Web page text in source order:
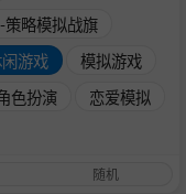
策略模拟战旗
游戏
模拟游戏
色扮演
恋爱模拟
随机